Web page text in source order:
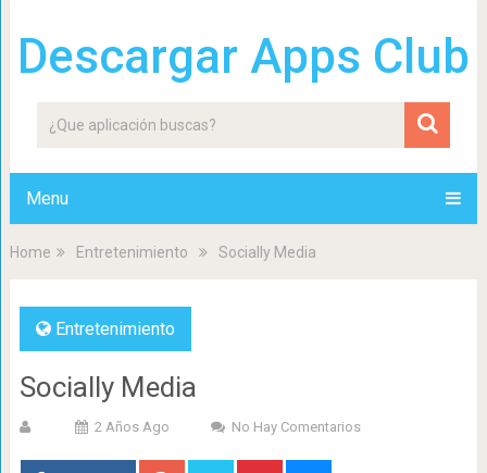
Descargar Apps Club
Menu
Home Entretenimiento Socially Media
Entretenimiento
Socially Media
2 Años Ago No Hay Comentarios